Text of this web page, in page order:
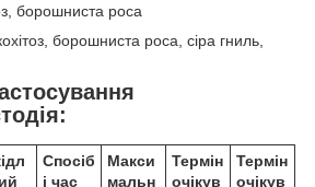
борошниста роса
борошниста роса, сіра гниль,
Спосіб
і час
Макси
мальн
Термін
очікув
Термін
очікув